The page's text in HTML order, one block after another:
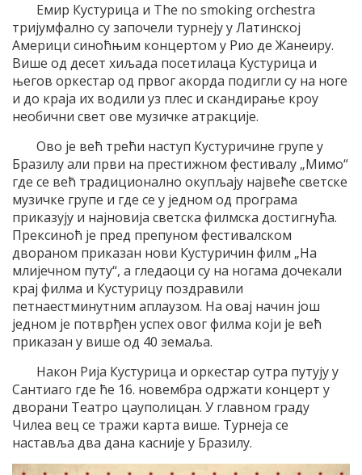
Емир Кустурица и The no smoking orchestra
тријумфално су започели турнеју у Латинској
Америци синоћњим концертом у Рио де Жанеиру.
Више од десет хиљада посетилаца Кустурица и
његов оркестар од првог акорда подигли су на ноге
и до краја их водили уз плес и скандирање кроу
необични свет ове музичке атракције.
Ово је већ трећи наступ Кустуричине групе у
Бразилу али први на престижном фестивалу „Мимо“
где се већ традиционално окупљају највеће светске
музичке групе и где се у једном од програма
приказују и најновија светска филмска достигнућа.
Прексиноћ је пред препуном фестивалском
двораном приказан нови Кустуричин филм „На
млијечном путу“, а гледаоци су на ногама дочекали
крај филма и Кустурицу поздравили
петнаестминутним аплаузом. На овај начин још
једном је потврђен успех овог филма који је већ
приказан у више од 40 земаља.
Након Рија Кустурица и оркестар сутра путују у
Сантиаго где ће 16. новембра одржати концерт у
дворани Театро цауполицан. У главном граду
Чилеа вец се тражи карта више. Турнеја се
наставља два дана касније у Бразилу.